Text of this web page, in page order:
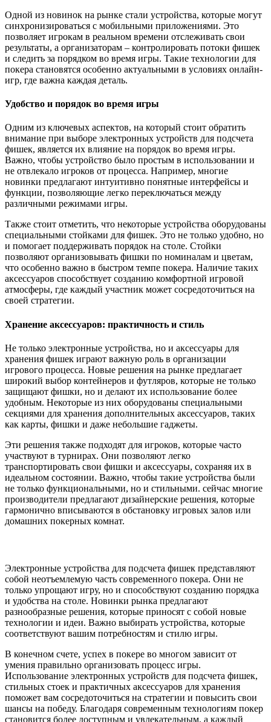
Одной из новинок на рынке стали устройства, которые могут
синхронизироваться с мобильными приложениями. Это
позволяет игрокам в реальном времени отслеживать свои
результаты, а организаторам – контролировать потоки фишек
и следить за порядком во время игры. Такие технологии для
покера становятся особенно актуальными в условиях онлайн-
игр, где важна каждая деталь.
Удобство и порядок во время игры
Одним из ключевых аспектов, на который стоит обратить
внимание при выборе электронных устройств для подсчета
фишек, является их влияние на порядок во время игры.
Важно, чтобы устройство было простым в использовании и
не отвлекало игроков от процесса. Например, многие
новинки предлагают интуитивно понятные интерфейсы и
функции, позволяющие легко переключаться между
различными режимами игры.
Также стоит отметить, что некоторые устройства оборудованы
специальными стойками для фишек. Это не только удобно, но
и помогает поддерживать порядок на столе. Стойки
позволяют организовывать фишки по номиналам и цветам,
что особенно важно в быстром темпе покера. Наличие таких
аксессуаров способствует созданию комфортной игровой
атмосферы, где каждый участник может сосредоточиться на
своей стратегии.
Хранение аксессуаров: практичность и стиль
Не только электронные устройства, но и аксессуары для
хранения фишек играют важную роль в организации
игрового процесса. Новые решения на рынке предлагает
широкий выбор контейнеров и футляров, которые не только
защищают фишки, но и делают их использование более
удобным. Некоторые из них оборудованы специальными
секциями для хранения дополнительных аксессуаров, таких
как карты, фишки и даже небольшие гаджеты.
Эти решения также подходят для игроков, которые часто
участвуют в турнирах. Они позволяют легко
транспортировать свои фишки и аксессуары, сохраняя их в
идеальном состоянии. Важно, чтобы такие устройства были
не только функциональными, но и стильными. сейчас многие
производители предлагают дизайнерские решения, которые
гармонично вписываются в обстановку игровых залов или
домашних покерных комнат.
Электронные устройства для подсчета фишек представляют
собой неотъемлемую часть современного покера. Они не
только упрощают игру, но и способствуют созданию порядка
и удобства на столе. Новинки рынка предлагают
разнообразные решения, которые приносят с собой новые
технологии и идеи. Важно выбирать устройства, которые
соответствуют вашим потребностям и стилю игры.
В конечном счете, успех в покере во многом зависит от
умения правильно организовать процесс игры.
Использование электронных устройств для подсчета фишек,
стильных стоек и практичных аксессуаров для хранения
поможет вам сосредоточиться на стратегии и повысить свои
шансы на победу. Благодаря современным технологиям покер
становится более доступным и увлекательным, а каждый